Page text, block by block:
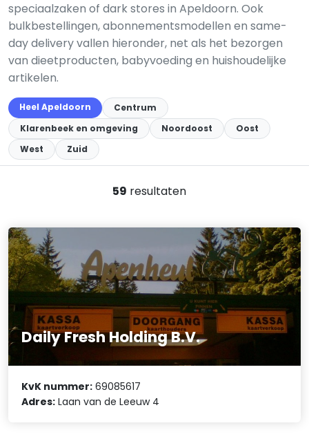
speciaalzaken of dark stores in Apeldoorn. Ook
bulkbestellingen, abonnementsmodellen en same-
day delivery vallen hieronder, net als het bezorgen
van dieetproducten, babyvoeding en huishoudelijke
artikelen.
Heel Apeldoorn
Centrum
Klarenbeek en omgeving
Noordoost
Oost
West
Zuid
59 resultaten
Daily Fresh Holding B.V.
KvK nummer: 69085617
Adres: Laan van de Leeuw 4